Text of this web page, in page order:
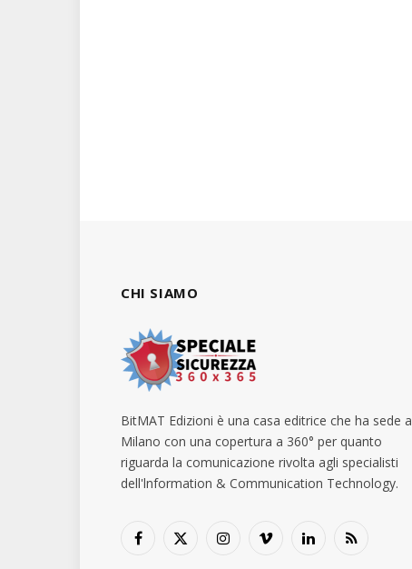
CHI SIAMO
BitMAT Edizioni è una casa editrice che ha sede a
Milano con una copertura a 360° per quanto
riguarda la comunicazione rivolta agli specialisti
dell'lnformation & Communication Technology.
Facebook
X
InstagramVimeo LinkedInRSS